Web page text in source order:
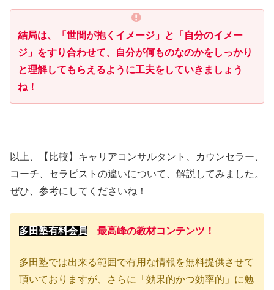
結局は、「世間が抱くイメージ」と「自分のイメー
ジ」をすり合わせて、自分が何ものなのかをしっかり
と理解してもらえるように工夫をしていきましょう
ね！
以上、【比較】キャリアコンサルタント、カウンセラー、
コーチ、セラピストの違いについて、解説してみました。
ぜひ、参考にしてくださいね！
多田塾有料会員 最高峰の教材コンテンツ！
多田塾では出来る範囲で有用な情報を無料提供させて
頂いておりますが、さらに「効果的かつ効率的」に勉